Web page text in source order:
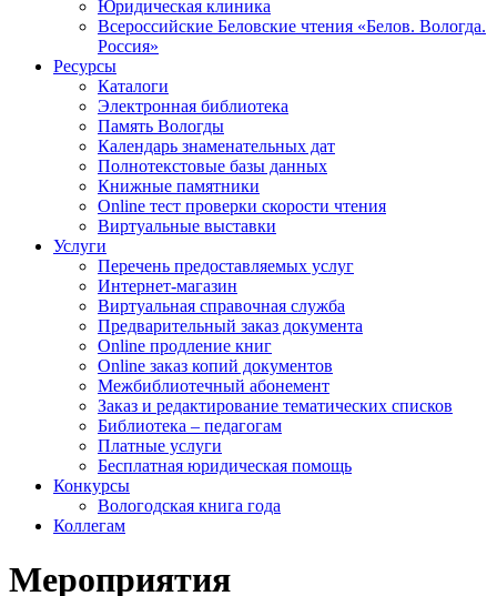
Юридическая клиника
Всероссийские Беловские чтения «Белов. Вологда.
Россия»
Ресурсы
Каталоги
Электронная библиотека
Память Вологды
Календарь знаменательных дат
Полнотекстовые базы данных
Книжные памятники
Online тест проверки скорости чтения
Виртуальные выставки
Услуги
Перечень предоставляемых услуг
Интернет-магазин
Виртуальная справочная служба
Предварительный заказ документа
Online продление книг
Online заказ копий документов
Межбиблиотечный абонемент
Заказ и редактирование тематических списков
Библиотека – педагогам
Платные услуги
Бесплатная юридическая помощь
Конкурсы
Вологодская книга года
Коллегам
Мероприятия